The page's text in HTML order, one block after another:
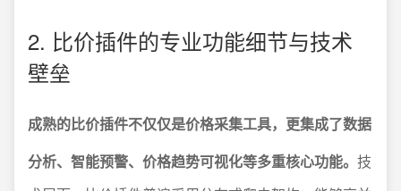
2. 比价插件的专业功能细节与技术
壁垒
成熟的比价插件不仅仅是价格采集工具，更集成了数据
分析、智能预警、价格趋势可视化等多重核心功能。 技